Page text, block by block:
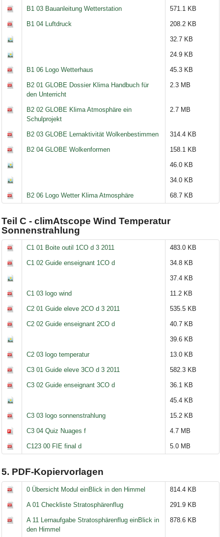
B1 03 Bauanleitung Wetterstation 571.1 KB
B1 04 Luftdruck 208.2 KB
32.7 KB
24.9 KB
B1 06 Logo Wetterhaus 45.3 KB
B2 01 GLOBE Dossier Klima Handbuch für
den Unterricht
2.3 MB
B2 02 GLOBE Klima Atmosphäre ein
Schulprojekt
2.7 MB
B2 03 GLOBE Lernaktivität Wolkenbestimmen 314.4 KB
B2 04 GLOBE Wolkenformen 158.1 KB
46.0 KB
34.0 KB
B2 06 Logo Wetter Klima Atmosphäre 68.7 KB
Teil C - climAtscope Wind Temperatur
Sonnenstrahlung
C1 01 Boite outil 1CO d 3 2011 483.0 KB
C1 02 Guide enseignant 1CO d 34.8 KB
37.4 KB
C1 03 logo wind 11.2 KB
C2 01 Guide eleve 2CO d 3 2011 535.5 KB
C2 02 Guide enseignant 2CO d 40.7 KB
39.6 KB
C2 03 logo temperatur 13.0 KB
C3 01 Guide eleve 3CO d 3 2011 582.3 KB
C3 02 Guide enseignant 3CO d 36.1 KB
45.4 KB
C3 03 logo sonnenstrahlung 15.2 KB
C3 04 Quiz Nuages f 4.7 MB
C123 00 FIE final d 5.0 MB
5. PDF-Kopiervorlagen
0 Übersicht Modul einBlick in den Himmel 814.4 KB
A 01 Checkliste Stratosphärenflug 291.9 KB
A 11 Lernaufgabe Stratosphärenflug einBlick in
den Himmel
878.6 KB